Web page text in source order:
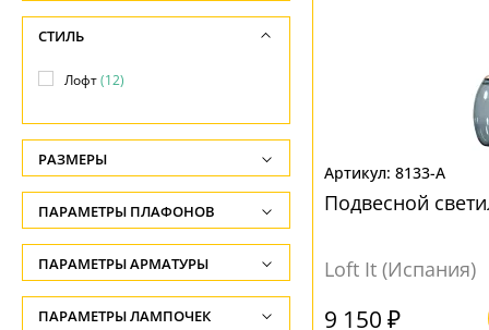
8133-A
Подвесной
Loft It (Испания)
9 150 ₽
СТИЛЬ
Лофт(12)
РАЗМЕРЫ
Высота, см
-
Ширина, см
-
ПАРАМЕТРЫ ПЛАФОНОВ
ФОРМА ПЛАФОНА
Конус(1)
ПАРАМЕТРЫ АРМАТУРЫ
ЦВЕТ АРМАТУРЫ
ПАРАМЕТРЫ ЛАМПОЧЕК